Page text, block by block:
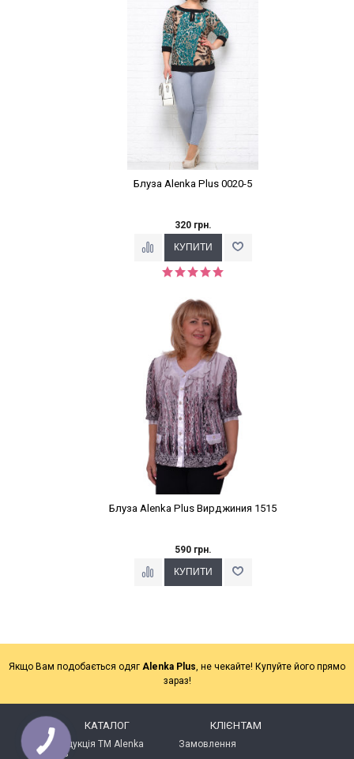
Блуза Alenka Plus 0020-5
320 грн.
Наклейки Варіант з %
Блуза Alenka Plus Вирджиния 1515
590 грн.
Якщо Вам подобається одяг Alenka Plus , не чекайте! Купуйте його прямо
зараз!
КАТАЛОГ
Продукція ТМ Alenka
Plus
КЛІЄНТАМ
Замовлення